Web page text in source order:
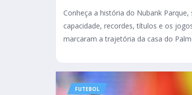
Conheça a história do Nubank Parque,
capacidade, recordes, títulos e os
marcaram a trajetória da casa do
FUTEBOL